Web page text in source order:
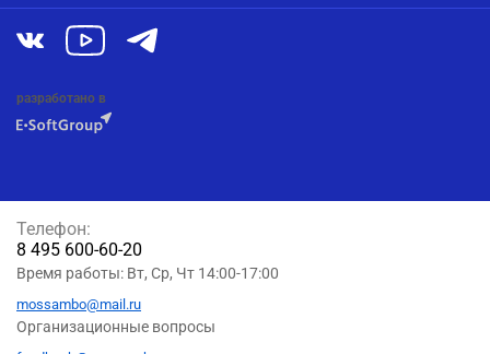
разработано в
Телефон:
8 495 600-60-20
Время работы: Вт, Ср, Чт 14:00-17:00
mossambo@mail.ru
Организационные вопросы